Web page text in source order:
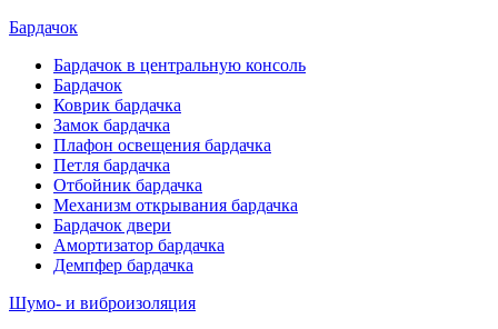
Бардачок
Бардачок в центральную консоль
Бардачок
Коврик бардачка
Замок бардачка
Плафон освещения бардачка
Петля бардачка
Отбойник бардачка
Механизм открывания бардачка
Бардачок двери
Амортизатор бардачка
Демпфер бардачка
Шумо- и виброизоляция